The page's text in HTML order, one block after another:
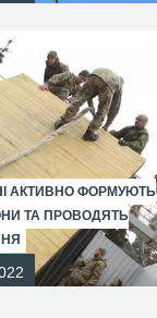
АКТИВНО ФОРМУЮТЬ
ТА ПРОВОДЯТЬ